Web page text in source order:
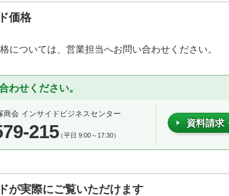
価格
については、営業担当へお問い合わせください。
わせください。
商会 インサイドビジネスセンター
215（平日 9:00～17:30）
資料請求
が実際にご覧いただけます